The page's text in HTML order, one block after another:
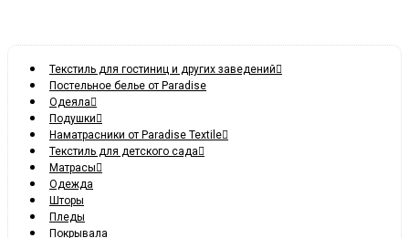
Текстиль для гостиниц и других заведений
Постельное белье от Paradise
Одеяла
Подушки
Наматрасники от Paradise Textile
Текстиль для детского сада
Матрасы
Одежда
Шторы
Пледы
Покрывала